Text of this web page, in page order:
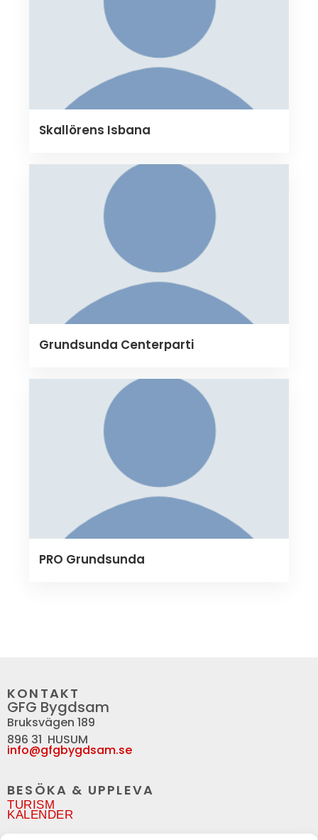
Skallörens Isbana
Grundsunda Centerparti
PRO Grundsunda
KONTAKT
GFG Bygdsam
Bruksvägen 189
896 31 HUSUM
info@gfgbygdsam.se
BESÖKA & UPPLEVA
TURISM
KALENDER